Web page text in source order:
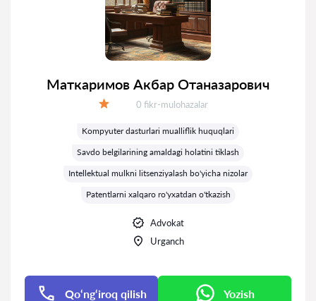
Маткаримов Акбар Отаназарович
Fikrlar:
0 fikr-mulohazalar
Kompyuter dasturlari mualliflik huquqlari
Savdo belgilarining amaldagi holatini tiklash
Intellektual mulkni litsenziyalash bo'yicha nizolar
Patentlarni xalqaro ro'yxatdan o'tkazish
Advokat
Urganch
Qo‘ng‘iroq qilish Yozish